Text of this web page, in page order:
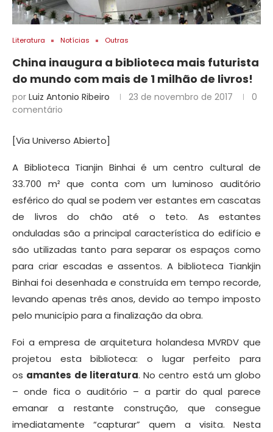
Literatura Notícias Outras
China inaugura a biblioteca mais futurista
do mundo com mais de 1 milhão de livros!
por Luiz Antonio Ribeiro 23 de novembro de 2017
0
comentário
[Via Universo Abierto]
A Biblioteca Tianjin Binhai é um centro cultural de
33.700 m² que conta com um luminoso auditório
esférico do qual se podem ver estantes em cascatas
de livros do chão até o teto. As estantes
onduladas são a principal característica do edifício e
são utilizadas tanto para separar os espaços como
para criar escadas e assentos. A biblioteca Tiankjin
Binhai foi desenhada e construída em tempo recorde,
levando apenas três anos, devido ao tempo imposto
pelo município para a finalização da obra.
Foi a empresa de arquitetura holandesa MVRDV que
projetou esta biblioteca: o lugar perfeito para
os amantes de literatura. No centro está um globo
– onde fica o auditório – a partir do qual parece
emanar a restante construção, que consegue
imediatamente “capturar” quem a visita. Nesta